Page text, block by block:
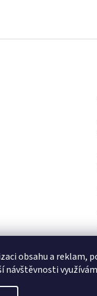
obsahu a reklam,
návštěvnosti